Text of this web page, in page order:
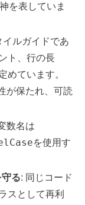
を表していま
イルガイドであ
ト、行の長
めています。
が保たれ、可読
数名は
を使用す
る: 同じコード
スとして再利